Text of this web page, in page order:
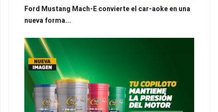
Ford Mustang Mach-E convierte el car-aoke en una
nueva forma...